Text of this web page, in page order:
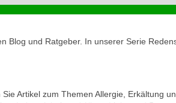
Blog und Ratgeber. In unserer Serie
Artikel zum Themen Allergie, Erkältung